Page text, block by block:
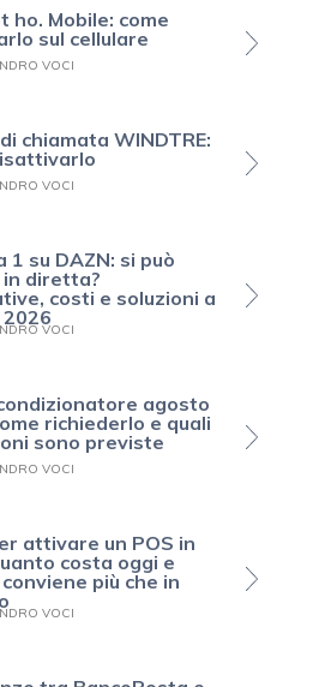
ho. Mobile: come
sul cellulare
VOCI
chiamata WINDTRE:
VOCI
1 su DAZN: si può
diretta?
costi e soluzioni a
VOCI
agosto
richiederlo e quali
sono previste
VOCI
attivare un POS in
costa oggi e
più che in
VOCI